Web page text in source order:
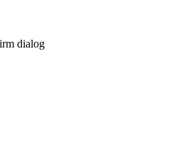
dialog